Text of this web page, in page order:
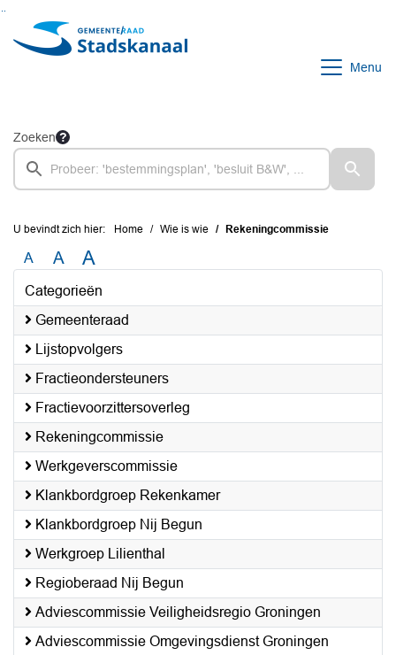
Ga naar de inhoud van deze pagina
Ga naar het zoeken
Ga naar het menu
Menu
Zoeken
U bevindt zich hier: Home Wie is wie Rekeningcommissie
A A A
Categorieën
Gemeenteraad
Lijstopvolgers
Fractieondersteuners
Fractievoorzittersoverleg
Rekeningcommissie
Werkgeverscommissie
Klankbordgroep Rekenkamer
Klankbordgroep Nij Begun
Werkgroep Lilienthal
Regioberaad Nij Begun
Adviescommissie Veiligheidsregio Groningen
Adviescommissie Omgevingsdienst Groningen